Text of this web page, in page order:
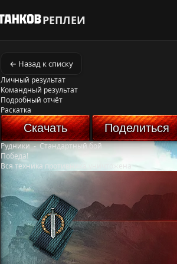
РЕПЛЕИ
← Назад к списку
Личный результат
Командный результат
Подробный отчёт
Раскатка
Скачать Поделиться
Рудники-Стандартный бой
Победа!
Вся техника противника уничтожена